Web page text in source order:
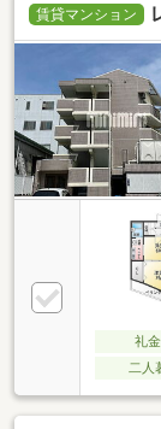
賃貸マンション
礼
二人